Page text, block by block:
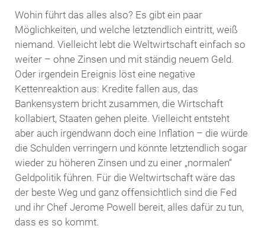
Wohin führt das alles also? Es gibt ein paar
Möglichkeiten, und welche letztendlich eintritt, weiß
niemand. Vielleicht lebt die Weltwirtschaft einfach so
weiter – ohne Zinsen und mit ständig neuem Geld.
Oder irgendein Ereignis löst eine negative
Kettenreaktion aus: Kredite fallen aus, das
Bankensystem bricht zusammen, die Wirtschaft
kollabiert, Staaten gehen pleite. Vielleicht entsteht
aber auch irgendwann doch eine Inflation – die würde
die Schulden verringern und könnte letztendlich sogar
wieder zu höheren Zinsen und zu einer „normalen“
Geldpolitik führen. Für die Weltwirtschaft wäre das
der beste Weg und ganz offensichtlich sind die Fed
und ihr Chef Jerome Powell bereit, alles dafür zu tun,
dass es so kommt.